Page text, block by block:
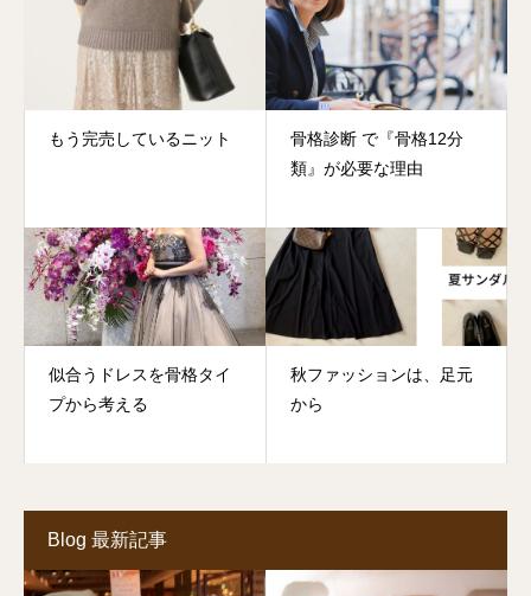
もう完売しているニット
骨格診断 で『骨格12分
類』が必要な理由
似合うドレスを骨格タイ
プから考える
秋ファッションは、足元
から
Blog 最新記事